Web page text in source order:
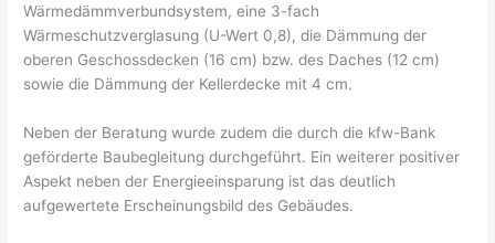
Wärmedämmverbundsystem, eine 3-fach
Wärmeschutzverglasung (U-Wert 0,8), die Dämmung der
oberen Geschossdecken (16 cm) bzw. des Daches (12 cm)
sowie die Dämmung der Kellerdecke mit 4 cm.
Neben der Beratung wurde zudem die durch die kfw-Bank
geförderte Baubegleitung durchgeführt. Ein weiterer positiver
Aspekt neben der Energieeinsparung ist das deutlich
aufgewertete Erscheinungsbild des Gebäudes.